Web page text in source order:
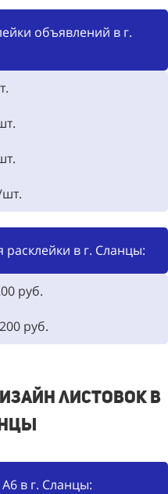
объявлений в г.
шт.
расклейки в г. Сланцы:
руб.
руб.
листовок в
в г. Сланцы: